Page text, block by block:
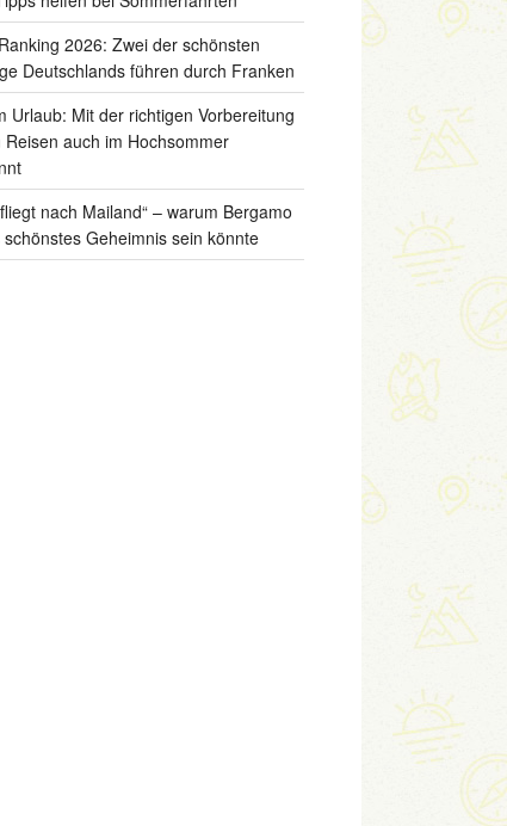
2026: Zwei der schönsten
Deutschlands führen durch Franken
Urlaub: Mit der richtigen Vorbereitung
Reisen auch im Hochsommer
nach Mailand“ – warum Bergamo
schönstes Geheimnis sein könnte